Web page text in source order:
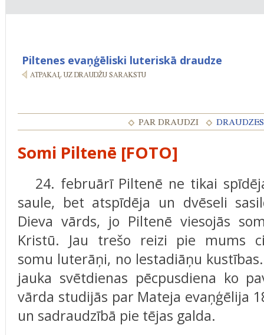
Piltenes evaņģēliski luteriskā draudze
Somi Piltenē [FOTO]
24. februārī Piltenē ne tikai
saule, bet atspīdēja un dvēseli
Dieva vārds, jo Piltenē viesojās
Kristū. Jau trešo reizi pie mums
somu luterāņi, no lestadiāņu
jauka svētdienas pēcpusdiena ko
vārda studijās par Mateja evaņģēlija
un sadraudzībā pie tējas galda.